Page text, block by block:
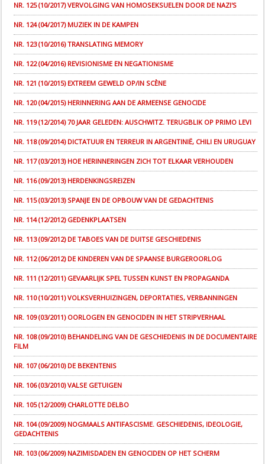
NR. 125 (10/2017) VERVOLGING VAN HOMOSEKSUELEN DOOR DE NAZI'S
NR. 124 (04/2017) MUZIEK IN DE KAMPEN
NR. 123 (10/2016) TRANSLATING MEMORY
NR. 122 (04/2016) REVISIONISME EN NEGATIONISME
NR. 121 (10/2015) EXTREEM GEWELD OP/IN SCÈNE
NR. 120 (04/2015) HERINNERING AAN DE ARMEENSE GENOCIDE
NR. 119 (12/2014) 70 JAAR GELEDEN: AUSCHWITZ. TERUGBLIK OP PRIMO LEVI
NR. 118 (09/2014) DICTATUUR EN TERREUR IN ARGENTINIË, CHILI EN URUGUAY
NR. 117 (03/2013) HOE HERINNERINGEN ZICH TOT ELKAAR VERHOUDEN
NR. 116 (09/2013) HERDENKINGSREIZEN
NR. 115 (03/2013) SPANJE EN DE OPBOUW VAN DE GEDACHTENIS
NR. 114 (12/2012) GEDENKPLAATSEN
NR. 113 (09/2012) DE TABOES VAN DE DUITSE GESCHIEDENIS
NR. 112 (06/2012) DE KINDEREN VAN DE SPAANSE BURGEROORLOG
NR. 111 (12/2011) GEVAARLIJK SPEL TUSSEN KUNST EN PROPAGANDA
NR. 110 (10/2011) VOLKSVERHUIZINGEN, DEPORTATIES, VERBANNINGEN
NR. 109 (03/2011) OORLOGEN EN GENOCIDEN IN HET STRIPVERHAAL
NR. 108 (09/2010) BEHANDELING VAN DE GESCHIEDENIS IN DE DOCUMENTAIRE
FILM
NR. 107 (06/2010) DE BEKENTENIS
NR. 106 (03/2010) VALSE GETUIGEN
NR. 105 (12/2009) CHARLOTTE DELBO
NR. 104 (09/2009) NOGMAALS ANTIFASCISME. GESCHIEDENIS, IDEOLOGIE,
GEDACHTENIS
NR. 103 (06/2009) NAZIMISDADEN EN GENOCIDEN OP HET SCHERM